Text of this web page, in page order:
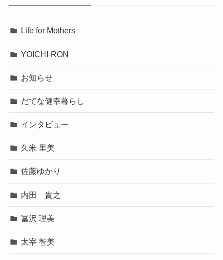
Life for Mothers
YOICHI-RON
お知らせ
だてな健幸暮らし
インタビュー
久米 里美
佐藤ゆかり
内田 貴之
冨沢 理美
太宰 智美